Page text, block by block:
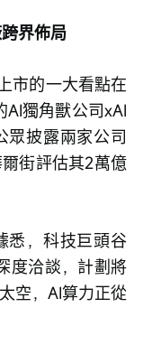
界佈局
市的一大看點在
AI獨角獸公司xAI
眾披露兩家公司
街評估其2萬億
悉，科技巨頭谷
度洽談，計劃將
空，AI算力正從